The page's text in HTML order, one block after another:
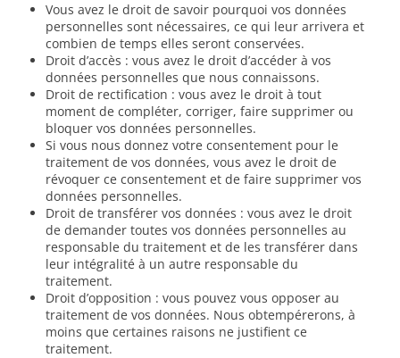
Vous avez le droit de savoir pourquoi vos données
personnelles sont nécessaires, ce qui leur arrivera et
combien de temps elles seront conservées.
Droit d’accès : vous avez le droit d’accéder à vos
données personnelles que nous connaissons.
Droit de rectification : vous avez le droit à tout
moment de compléter, corriger, faire supprimer ou
bloquer vos données personnelles.
Si vous nous donnez votre consentement pour le
traitement de vos données, vous avez le droit de
révoquer ce consentement et de faire supprimer vos
données personnelles.
Droit de transférer vos données : vous avez le droit
de demander toutes vos données personnelles au
responsable du traitement et de les transférer dans
leur intégralité à un autre responsable du
traitement.
Droit d’opposition : vous pouvez vous opposer au
traitement de vos données. Nous obtempérerons, à
moins que certaines raisons ne justifient ce
traitement.